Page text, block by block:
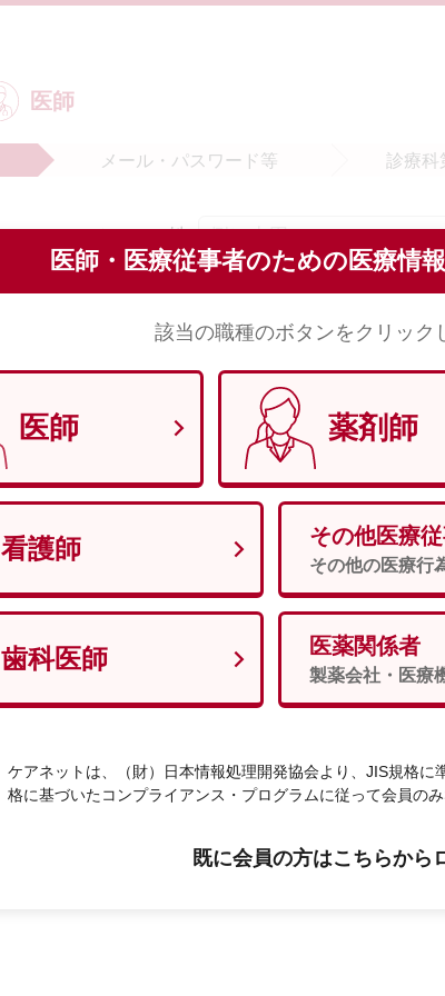
医師・医療従事者のための医療情
該当の職種のボタンをクリック
医師 薬剤師
看護師 その他医療
その他の医療行
歯科医師 医薬関係者
製薬会社・医療
ケアネットは、（財）日本情報処理開発協会より、JIS規格に
格に基づいたコンプライアンス・プログラムに従って会員の
既に会員の方はこちらから
医師
メール・ パスワード等 診療科
姓
※全角で入力してください。
セイ
※全角（カナ）で入力してください。
※半角数字8文字で入力してください
男性 女性
次へ